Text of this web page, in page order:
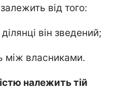
від того:
він зведений;
між власниками.
належить тій